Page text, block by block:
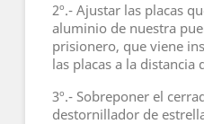
2º.- Ajustar las placas
aluminio de nuestra
prisionero, que viene
las placas a la
3º.- Sobreponer el
destornillador de